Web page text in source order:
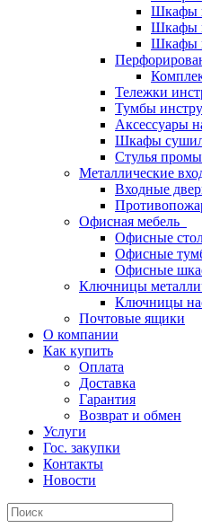
Шкафы
Шкафы
Шкафы
Тележки
Тумбы
Аксессуары
Шкафы
Стулья
Металлические
Входные
Офисная мебель
Офисные
Офисные
Офисные
Ключницы
Ключницы
Почтовые ящики
О компании
Как купить
Оплата
Доставка
Гарантия
Возврат и обмен
Услуги
Гос. закупки
Контакты
Новости